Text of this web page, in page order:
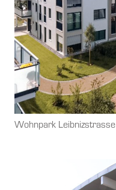
Wohnpark Leibnizstrasse